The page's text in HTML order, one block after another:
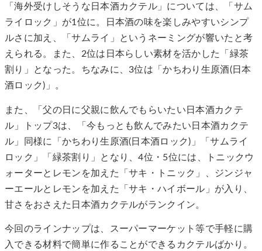
「海外受けしそうな日本酒カクテル」については、「サム
ライロック」が1位に。日本酒の味を楽しみやすいシンプ
ルさに加え、「サムライ」というネーミングが響いたと考
えられる。また、2位は日本らしい素材を活かした「緑茶
割り」となった。ちなみに、3位は「かちわり生原酒(日本
酒ロック)」。
また、「父の日に父親に飲んでもらいたい日本酒カクテ
ル」トップ3は、「今もっとも飲んでみたい日本酒カクテ
ル」同様に「かちわり生原酒(日本酒ロック)」「サムライ
ロック」「緑茶割り」となり、4位・5位には、トニックウ
ォーターとレモンを加えた「サキ・トニック」、ジンジャ
ーエールとレモンを加えた「サキ・ハイボール」が入り、
甘さをおさえた日本酒カクテルがランクイン。
今回のラインナップは、スーパーマーケット等で手軽に購
入できる材料で簡単に作ることができるカクテルばかり。